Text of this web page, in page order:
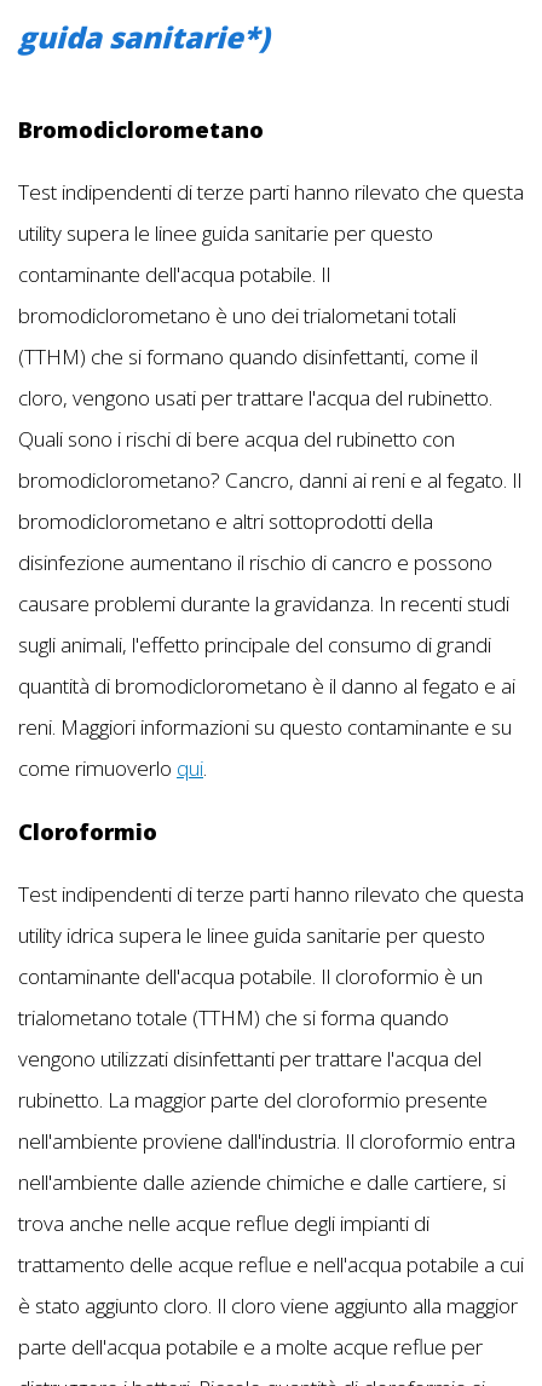
guida sanitarie*)
Bromodiclorometano
Test indipendenti di terze parti hanno rilevato che questa
utility supera le linee guida sanitarie per questo
contaminante dell'acqua potabile. Il
bromodiclorometano è uno dei trialometani totali
(TTHM) che si formano quando disinfettanti, come il
cloro, vengono usati per trattare l'acqua del rubinetto.
Quali sono i rischi di bere acqua del rubinetto con
bromodiclorometano? Cancro, danni ai reni e al fegato. Il
bromodiclorometano e altri sottoprodotti della
disinfezione aumentano il rischio di cancro e possono
causare problemi durante la gravidanza. In recenti studi
sugli animali, l'effetto principale del consumo di grandi
quantità di bromodiclorometano è il danno al fegato e ai
reni. Maggiori informazioni su questo contaminante e su
come rimuoverlo qui.
Cloroformio
Test indipendenti di terze parti hanno rilevato che questa
utility idrica supera le linee guida sanitarie per questo
contaminante dell'acqua potabile. Il cloroformio è un
trialometano totale (TTHM) che si forma quando
vengono utilizzati disinfettanti per trattare l'acqua del
rubinetto. La maggior parte del cloroformio presente
nell'ambiente proviene dall'industria. Il cloroformio entra
nell'ambiente dalle aziende chimiche e dalle cartiere, si
trova anche nelle acque reflue degli impianti di
trattamento delle acque reflue e nell'acqua potabile a cui
è stato aggiunto cloro. Il cloro viene aggiunto alla maggior
parte dell'acqua potabile e a molte acque reflue per